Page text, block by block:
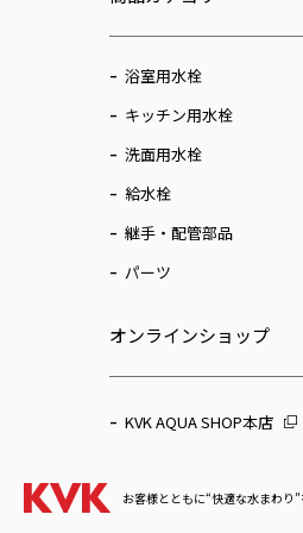
浴室用水栓
キッチン用水栓
洗面用水栓
給水栓
継手・配管部品
パーツ
オンラインショップ
KVK AQUA SHOP本店
お客様とともに“快適な水まわり”